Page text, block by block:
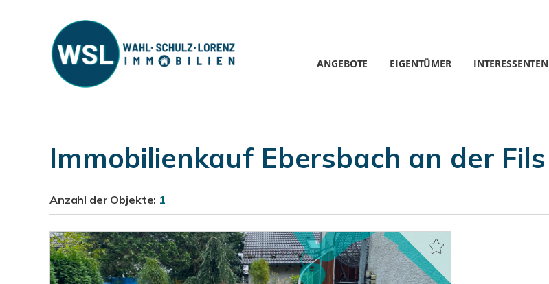
ANGEBOTE EIGENTÜMER INTERESSENTEN
Immobilienkauf Ebersbach an der Fils
Anzahl der Objekte: 1